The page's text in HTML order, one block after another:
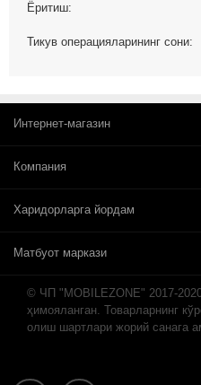
Ёритиш:
Тикув операцияларининг сони:
Интернет-магазин
Компания
Харидорларга йордам
Матбуот маркази
© ЧП "MOBILEZONE" 2017-
ҳимояланган. Товарларнинг
олиш шартлари жорий санага